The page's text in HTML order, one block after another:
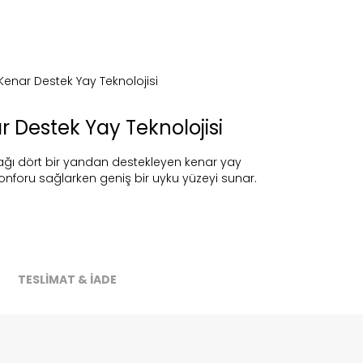
Destek Yay Teknolojisi
dört bir yandan destekleyen kenar yay
sağlarken geniş bir uyku yüzeyi sunar.
TESLİMAT & İADE